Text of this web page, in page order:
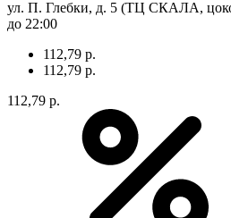
ул. П. Глебки, д. 5 (ТЦ СКАЛА,
до 22:00
112,79 р.
112,79 р.
112,79 р.